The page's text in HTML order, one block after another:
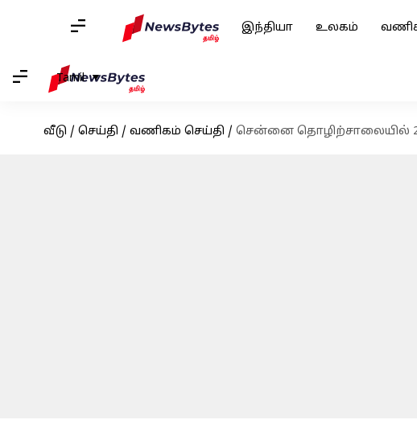
இந்தியா உலகம்
Tamil
வீடு / செய்தி / வணிகம் செய்தி / சென்னை தொழிற்சாலையில் 2